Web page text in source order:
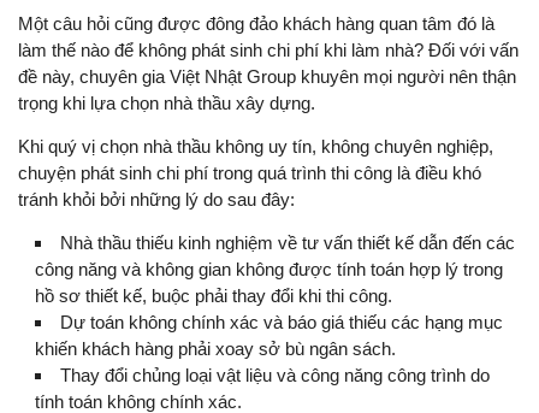
Một câu hỏi cũng được đông đảo khách hàng quan tâm đó là
làm thế nào để không phát sinh chi phí khi làm nhà? Đối với vấn
đề này, chuyên gia Việt Nhật Group khuyên mọi người nên thận
trọng khi lựa chọn nhà thầu xây dựng.
Khi quý vị chọn nhà thầu không uy tín, không chuyên nghiệp,
chuyện phát sinh chi phí trong quá trình thi công là điều khó
tránh khỏi bởi những lý do sau đây:
Nhà thầu thiếu kinh nghiệm về tư vấn thiết kế dẫn đến các
công năng và không gian không được tính toán hợp lý trong
hồ sơ thiết kế, buộc phải thay đổi khi thi công.
Dự toán không chính xác và báo giá thiếu các hạng mục
khiến khách hàng phải xoay sở bù ngân sách.
Thay đổi chủng loại vật liệu và công năng công trình do
tính toán không chính xác.